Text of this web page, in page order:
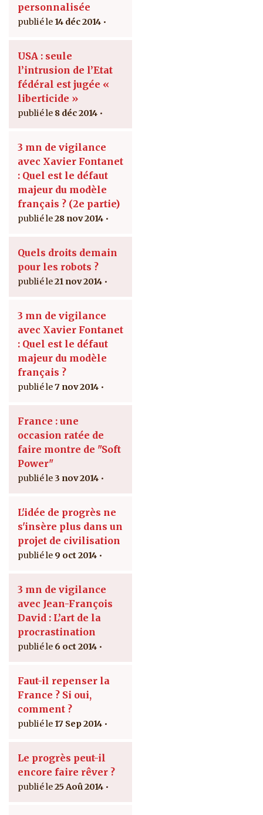
personnalisée
14 déc 2014
USA : seule
l’intrusion de l’Etat
fédéral est jugée «
liberticide »
8 déc 2014
3 mn de vigilance
avec Xavier Fontanet
: Quel est le défaut
majeur du modèle
français ? (2e partie)
28 nov 2014
Quels droits demain
pour les robots ?
21 nov 2014
3 mn de vigilance
avec Xavier Fontanet
: Quel est le défaut
majeur du modèle
français ?
7 nov 2014
France : une
occasion ratée de
faire montre de "Soft
Power"
3 nov 2014
L'idée de progrès ne
s'insère plus dans un
projet de civilisation
9 oct 2014
3 mn de vigilance
avec Jean-François
David : L’art de la
procrastination
6 oct 2014
Faut-il repenser la
France ? Si oui,
comment ?
17 Sep 2014
Le progrès peut-il
encore faire rêver ?
25 Aoû 2014